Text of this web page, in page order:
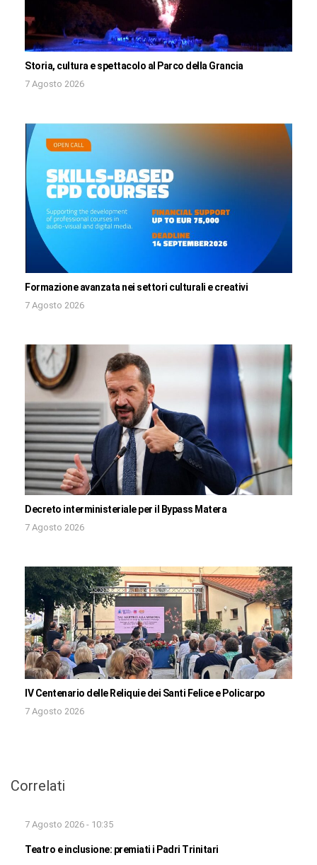
Storia, cultura e spettacolo al Parco della Grancia
7 Agosto 2026
Formazione avanzata nei settori culturali e creativi
7 Agosto 2026
Decreto interministeriale per il Bypass Matera
7 Agosto 2026
IV Centenario delle Reliquie dei Santi Felice e Policarpo
7 Agosto 2026
Correlati
7 Agosto 2026 - 10:35
Teatro e inclusione: premiati i Padri Trinitari